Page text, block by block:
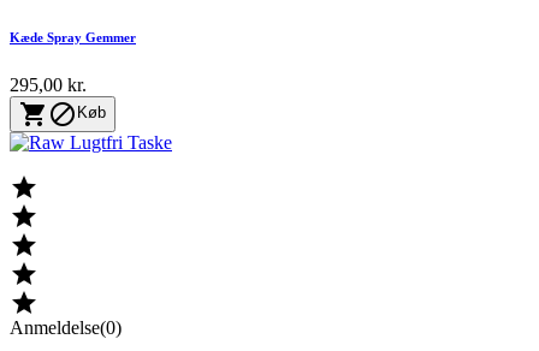
Kæde Spray Gemmer
295,00 kr.
  Køb





Anmeldelse(0)